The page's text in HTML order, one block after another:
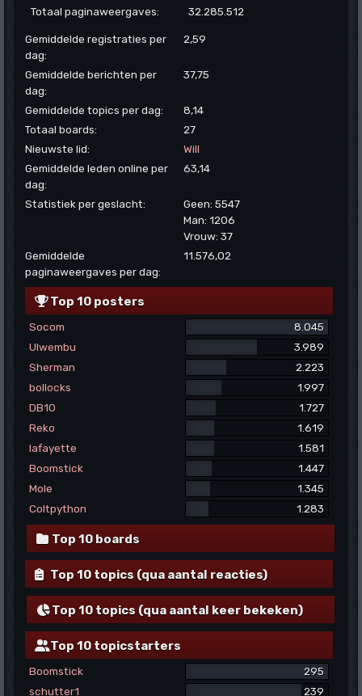
Totaal paginaweergaves:
32.285.512
Gemiddelde registraties per
dag:
2,59
Gemiddelde berichten per
dag:
37,75
Gemiddelde topics per dag:
8,14
Totaal boards:
27
Nieuwste lid:
Will
Gemiddelde leden online per
dag:
63,14
Statistiek per geslacht:
Geen: 5547
Man: 1206
Vrouw: 37
Gemiddelde
paginaweergaves per dag:
11.576,02
Top 10 posters
Socom
8.045
Ulwembu
3.989
Sherman
2.223
bollocks
1.997
DB10
1.727
Reko
1.619
lafayette
1.581
Boomstick
1.447
Mole
1.345
Coltpython
1.283
Top 10 boards
Top 10 topics (qua aantal reacties)
Top 10 topics (qua aantal keer bekeken)
Top 10 topicstarters
Boomstick
295
schutter1
239